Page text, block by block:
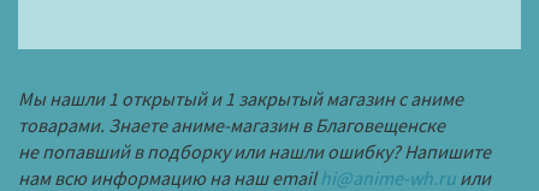
Мы нашли 1 открытый и 1 закрытый магазин с аниме
товарами. Знаете аниме-магазин в Благовещенске
не попавший в подборку или нашли ошибку? Напишите
нам всю информацию на наш emailhi@anime-wh.ru или